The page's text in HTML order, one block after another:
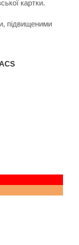
картки.
підвищеними